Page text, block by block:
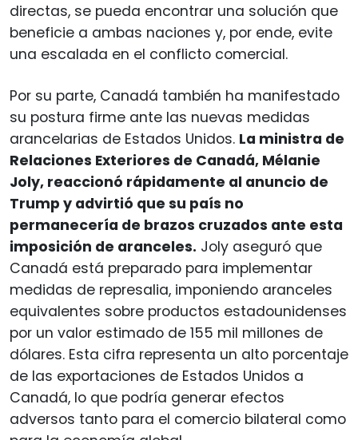
directas, se pueda encontrar una solución que
beneficie a ambas naciones y, por ende, evite
una escalada en el conflicto comercial.
Por su parte, Canadá también ha manifestado
su postura firme ante las nuevas medidas
arancelarias de Estados Unidos. La ministra de
Relaciones Exteriores de Canadá, Mélanie
Joly, reaccionó rápidamente al anuncio de
Trump y advirtió que su país no
permanecería de brazos cruzados ante esta
imposición de aranceles. Joly aseguró que
Canadá está preparado para implementar
medidas de represalia, imponiendo aranceles
equivalentes sobre productos estadounidenses
por un valor estimado de 155 mil millones de
dólares. Esta cifra representa un alto porcentaje
de las exportaciones de Estados Unidos a
Canadá, lo que podría generar efectos
adversos tanto para el comercio bilateral como